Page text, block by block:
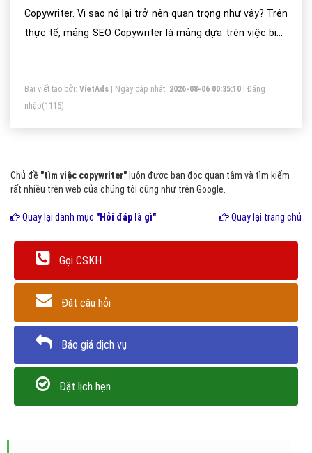
Copywriter. Vì sao nó lại trở nên quan trọng như vậy? Trên
thực tế, mảng SEO Copywriter là mảng dựa trên việc biên
dung tốt và không thể giữ chân khách hàng ở lại nếu như
nội dung bạn cung cấp không có chất lượng.
Bài viết tạo bởi: VietAds | Ngày cập nhật: 2026-08-06 00:35:10
Đăng
nhập(1116)
Chủ đề "tìm việc copywriter" luôn được bạn đọc quan tâm và tìm kiếm
rất nhiều trên web của chúng tôi cũng như trên Google.
Quay lại danh mục "Hỏi đáp là gì" Quay lại trang chủ
Gọi CSKH
Đặt câu hỏi
Báo giá dịch vụ
Đặt lịch hẹn